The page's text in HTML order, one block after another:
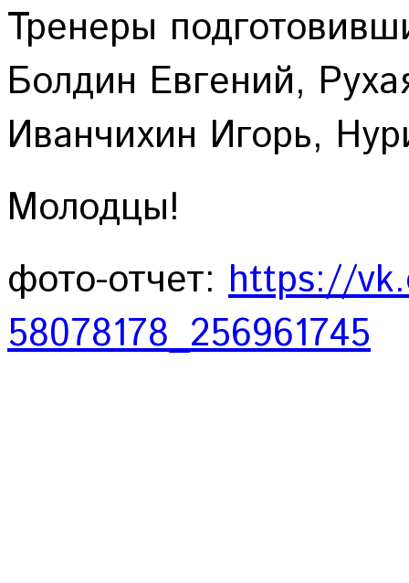
Тренеры
Болдин Евгений,
Иванчихин Игорь,
Молодцы!
фото-отчет: https://
58078178_256961745